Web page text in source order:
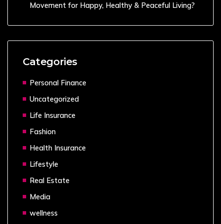
Movement for Happy, Healthy & Peaceful Living?
Categories
Personal Finance
Uncategorized
Life Insurance
Fashion
Health Insurance
Lifestyle
Real Estate
Media
wellness